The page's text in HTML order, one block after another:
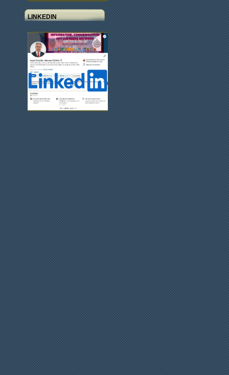
LINKEDIN